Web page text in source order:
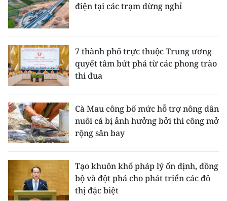
điện tại các trạm dừng nghỉ
7 thành phố trực thuộc Trung ương
quyết tâm bứt phá từ các phong trào
thi đua
Cà Mau công bố mức hỗ trợ nông dân
nuôi cá bị ảnh hưởng bởi thi công mở
rộng sân bay
Tạo khuôn khổ pháp lý ổn định, đồng
bộ và đột phá cho phát triển các đô
thị đặc biệt